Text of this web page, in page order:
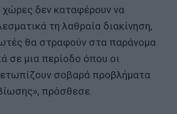
χώρες δεν καταφέρουν να
τη λαθραία διακίνηση,
θα στραφούν στα παράνομα
σε μια περίοδο όπου οι
σοβαρά προβλήματα
πρόσθεσε.